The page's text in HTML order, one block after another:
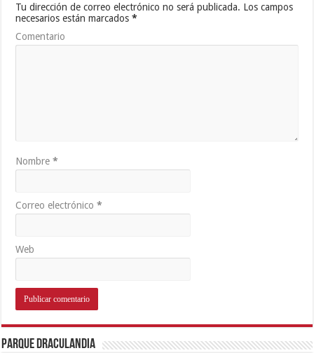
Tu dirección de correo electrónico no será publicada. Los campos
necesarios están marcados*
Comentario
Nombre*
Correo electrónico*
Web
Parque Draculandia